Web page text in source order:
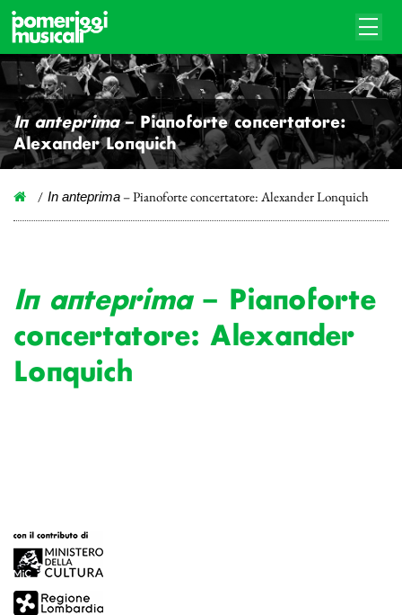
In anteprima– Pianoforte concertatore:
Alexander Lonquich
In anteprima – Pianoforte concertatore: Alexander Lonquich
In anteprima– Pianoforte
concertatore: Alexander
Lonquich